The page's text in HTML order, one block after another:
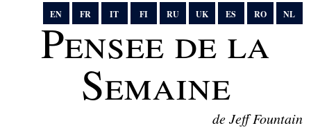
EN FR IT FI RU UK ES RO NL
Pensee de la
Semaine
de Jeff Fountain